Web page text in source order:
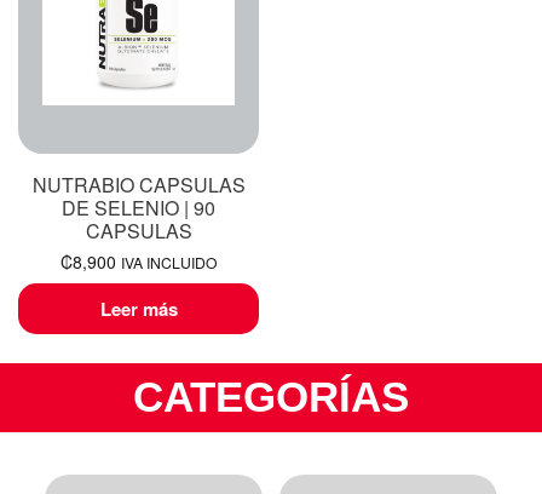
NUTRABIO CAPSULAS
DE SELENIO | 90
CAPSULAS
₡8,900 IVA INCLUIDO
Leer más
CATEGORÍAS